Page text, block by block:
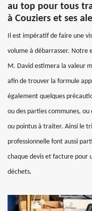
au top pour tous
à Couziers et ses
Il est impératif de faire une
volume à débarrasser. Notre
M. David estimera la valeur
afin de trouver la formule
également quelques
ou des parties communes,
ou pointus à traiter. Ainsi le
professionnelle font aussi
chaque devis et facture pour
déchets.